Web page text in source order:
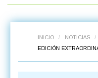
INICIO / NOTICIAS
/
EDICIÓN